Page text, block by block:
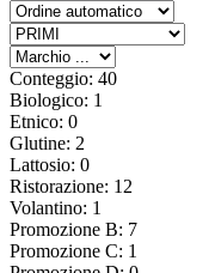
Conteggio: 40
Biologico: 1
Etnico: 0
Glutine: 2
Lattosio: 0
Ristorazione: 12
Volantino: 1
Promozione B: 7
Promozione C: 1